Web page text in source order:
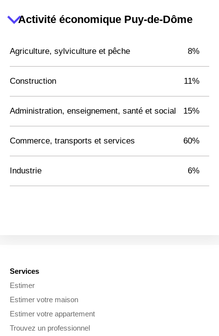
Activité économique Puy-de-Dôme
Agriculture, sylviculture et pêche 8%
Construction 11%
Administration, enseignement, santé et social 15%
Commerce, transports et services 60%
Industrie 6%
Services
Estimer
Estimer votre maison
Estimer votre appartement
Trouvez un professionnel